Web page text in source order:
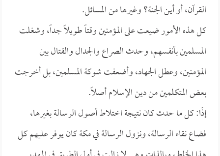
القرآن، أو أين الجنة؟ وغيرها من المسائل.
كل هذه الأمور ضيعت على المؤمنين وقتاً طويلاً جداً، وشغلت
المسلمين بأنفسهم، وحدث الصراع والجدال والقتال بين
المؤمنين، وعطل الجهاد، وأضعفت شوكة المسلمين، بل أخرجت
بعض المتكلمين من دين الإسلام أصلاً.
إذًا: كل ما حدث كان نتيجة اختلاط أصول الرسالة بغيرها،
فضاع نقاء الرسالة، ونزول الرسالة في مكة كان يوفر عليهم كل